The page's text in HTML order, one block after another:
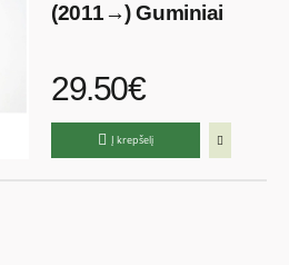
(2011→) Guminiai
29.50€
Į krepšelį